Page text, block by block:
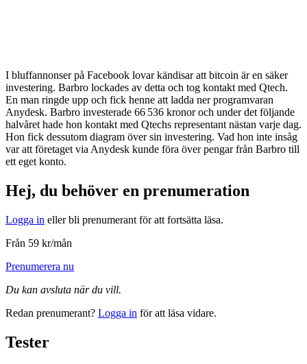
I bluffannonser på Facebook lovar kändisar att bitcoin är en säker
investering. Barbro lockades av detta och tog kontakt med Qtech.
En man ringde upp och fick henne att ladda ner programvaran
Anydesk. Barbro investerade 66 536 kronor och under det följande
halvåret hade hon kontakt med Qtechs representant nästan varje dag.
Hon fick dessutom diagram över sin investering. Vad hon inte insåg
var att företaget via Anydesk kunde föra över pengar från Barbro till
ett eget konto.
Hej, du behöver en prenumeration
Logga in eller bli prenumerant för att fortsätta läsa.
Från 59 kr/mån
Prenumerera nu
Du kan avsluta när du vill.
Redan prenumerant? Logga in för att läsa vidare.
Tester